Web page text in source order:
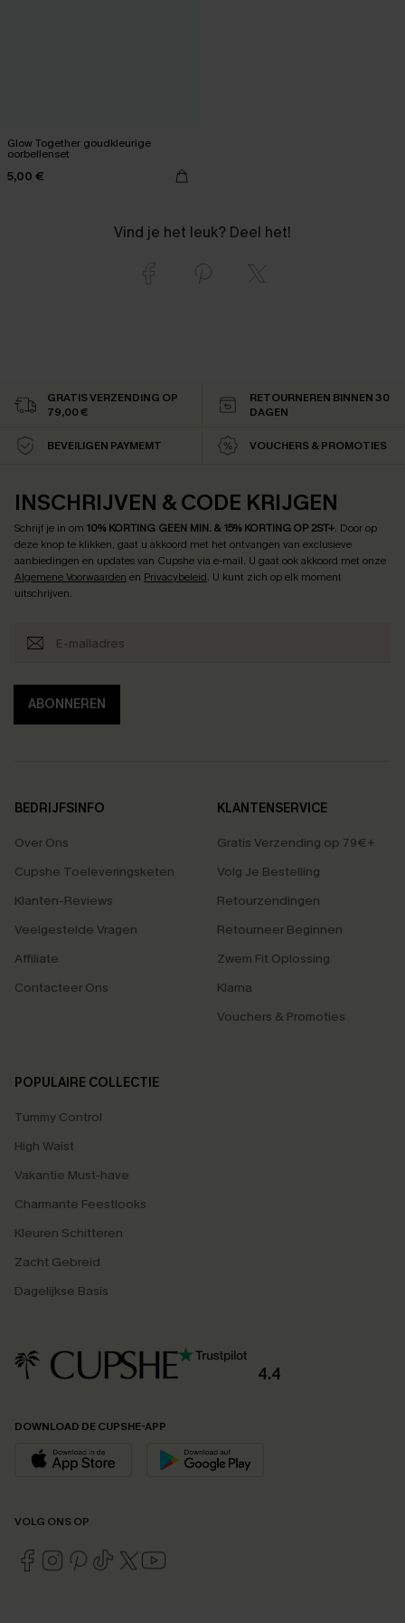
Glow Together goudkleurige
oorbellenset
5,00 €
Vind je het leuk? Deel het!
GRATIS VERZENDING OP
79,00 €
RETOURNEREN BINNEN 30
DAGEN
BEVEILIGEN PAYMEMT VOUCHERS & PROMOTIES
INSCHRIJVEN & CODE KRIJGEN
Schrijf je in om 10% KORTING GEEN MIN. & 15% KORTING OP 2ST+. Door op
deze knop te klikken, gaat u akkoord met het ontvangen van exclusieve
aanbiedingen en updates van Cupshe via e-mail. U gaat ook akkoord met onze
Algemene Voorwaarden en Privacybeleid. U kunt zich op elk moment
uitschrijven.
ABONNEREN
BEDRIJFSINFO
Over Ons
Cupshe Toeleveringsketen
Klanten-Reviews
Veelgestelde Vragen
Affiliate
Contacteer Ons
KLANTENSERVICE
Gratis Verzending op 79€+
Volg Je Bestelling
Retourzendingen
Retourneer Beginnen
Zwem Fit Oplossing
Klarna
Vouchers & Promoties
POPULAIRE COLLECTIE
Tummy Control
High Waist
Vakantie Must-have
Charmante Feestlooks
Kleuren Schitteren
Zacht Gebreid
Dagelijkse Basis
4.4
DOWNLOAD DE CUPSHE-APP
VOLG ONS OP